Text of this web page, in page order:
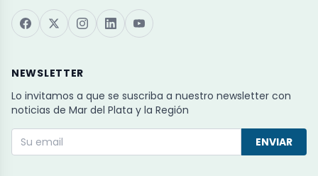
NEWSLETTER
Lo invitamos a que se suscriba a nuestro newsletter con
noticias de Mar del Plata y la Región
ENVIAR